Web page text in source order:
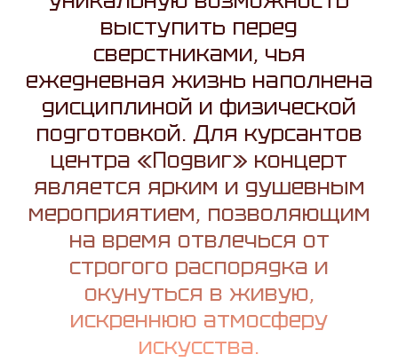
выступить перед
сверстниками, чья
ежедневная жизнь наполнена
дисциплиной и физической
подготовкой. Для курсантов
центра «Подвиг» концерт
является ярким и душевным
мероприятием, позволяющим
на время отвлечься от
строгого распорядка и
окунуться в живую,
искреннюю атмосферу
искусства.